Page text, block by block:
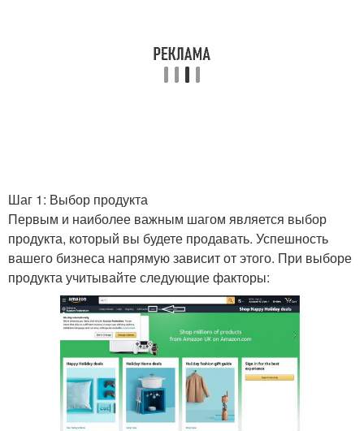
Шаг 1: Выбор продукта
Первым и наиболее важным шагом является выбор
продукта, который вы будете продавать. Успешность
вашего бизнеса напрямую зависит от этого. При выборе
продукта учитывайте следующие факторы: